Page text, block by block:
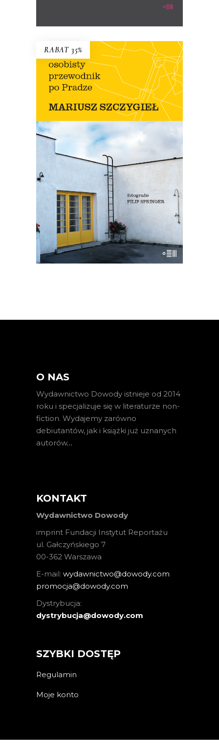
RABAT 35%
E-BOOK DO KOSZYKA
OSOBISTY PRZEWODNIK PO
PRADZE
Nowe wydanie przewodnika Szczygła!
Premiera 12 lipca
69.90zł 45.44zł
KSIĄŻKA DO KOSZYKA
O NAS
Wydawnictwo Dowody istnieje od 2014
roku i specjalizuje się w literaturze non-
fiction. Wydajemy zarówno
debiutantów, jak i książki już uznanych
autorów…
KONTAKT
Wydawnictwo Dowody
imprint Fundacji Instytut Reportażu
ul. Gałczyńskiego 7
00-362 Warszawa
E-mail: wydawnictwo@dowody.com
promocja@dowody.com
Dystrybucja:
dystrybucja@dowody.com
SZYBKI DOSTĘP
Regulamin
Moje konto